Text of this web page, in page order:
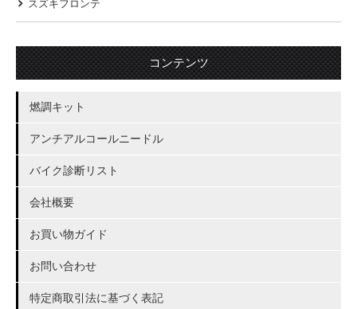
スズキフロンテ
コンテンツ
燃調キット
アンチアルコールニードル
バイク診断リスト
会社概要
お買い物ガイド
お問い合わせ
特定商取引法に基づく表記